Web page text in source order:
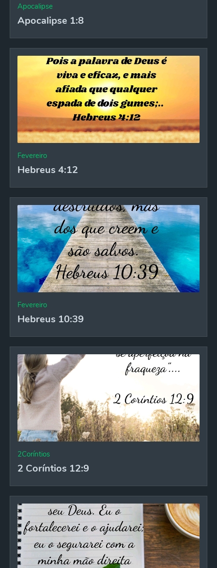
Apocalipse
Apocalipse 1:8
Fevereiro
Hebreus 4:12
Fevereiro
Hebreus 10:39
2Coríntios
2 Coríntios 12:9